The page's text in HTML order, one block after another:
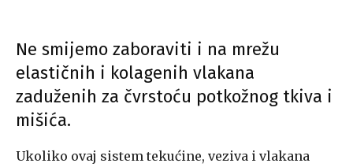
Ne smijemo zaboraviti i na mrežu
elastičnih i kolagenih vlakana
zaduženih za čvrstoću potkožnog tkiva i
mišića.
Ukoliko ovaj sistem tekućine, veziva i vlakana